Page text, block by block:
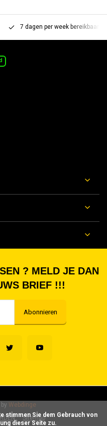
7 dagen per week bereikbaar
? MELD JE DAN
BRIEF !!!
Abonnieren
Sitemap
Webdinge
dieser Seite zu.